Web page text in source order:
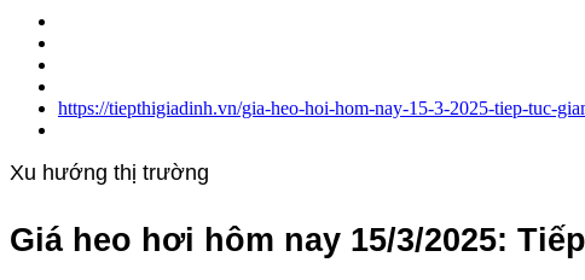
https://tiepthigiadinh.vn/gia-heo-hoi-hom-nay-15-3-2025-tiep-tuc-
Xu hướng thị trường
Giá heo hơi hôm nay 15/3/2025: